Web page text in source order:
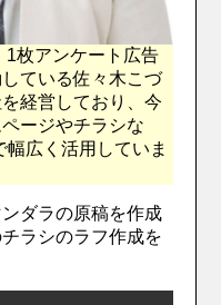
1枚アンケート広告
ている佐々木こづ
経営しており、今
ージやチラシな
広く活用していま
ダラの原稿を作成
ラシのラフ作成を